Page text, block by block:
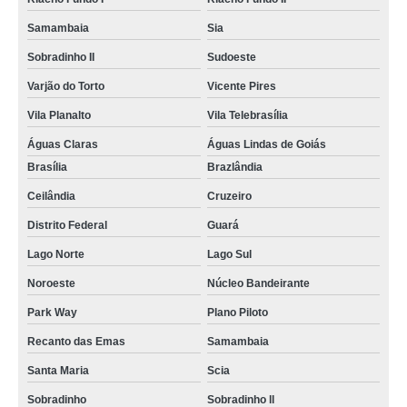
fábrica de letreiro de fachada Park Way
letreiro loja fachada preço Cruzeiro Novo
letreiros fachadas loja Cruzeiro
letreiro fachada loja preço Lago Sul
quanto custa letreiro para fachada de loja Brasília
quanto custa letreiro para fachada Plano Piloto
letreiros iluminado fachadas Lago Norte
letreiro luminoso para fachada de loja preço Samambaia
fábrica de letreiro luminoso para fachada Taguatinga Norte
fábrica de letreiro de fachada de loja Cruzeiro Velho
Samambaia Sia
Sobradinho II Sudoeste
Varjão do Torto Vicente Pires
Vila Planalto Vila Telebrasília
Águas Claras
Águas Lindas de Goiás
Brasília
Brazlândia
Ceilândia Cruzeiro
Distrito Federal Guará
Lago Norte Lago Sul
Noroeste Núcleo Bandeirante
Park Way Plano Piloto
Recanto das Emas Samambaia
Santa Maria Scia
Sobradinho Sobradinho ll